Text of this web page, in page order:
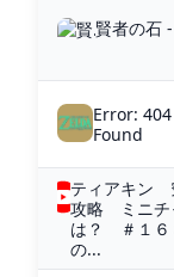
賢者の石
Error:
Found
ティアキン
攻略 ミニチ
は？ ＃１
の...